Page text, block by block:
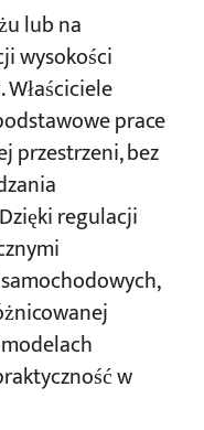
lub na
wysokości
prace
przestrzeni, bez
regulacji
w